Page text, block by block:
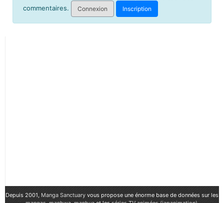
commentaires.
Connexion Inscription
Depuis 2001, Manga Sanctuary vous propose une énorme base de données sur les